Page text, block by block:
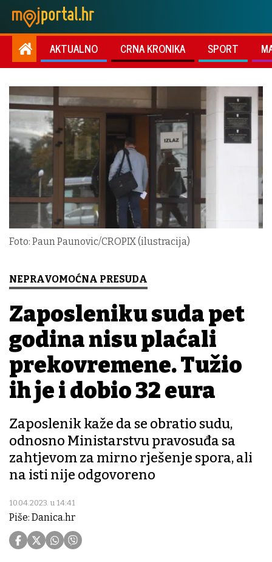
AKTUALNO CRNA KRONIKA SPORT
Foto: Paun Paunovic/CROPIX (ilustracija)
NEPRAVOMOĆNA PRESUDA
Zaposleniku suda pet
godina nisu plaćali
prekovremene. Tužio
ih je i dobio 32 eura
Zaposlenik kaže da se obratio sudu,
odnosno Ministarstvu pravosuđa sa
zahtjevom za mirno rješenje spora, ali
na isti nije odgovoreno
10.04.2023. u 14:41
Piše: Danica.hr